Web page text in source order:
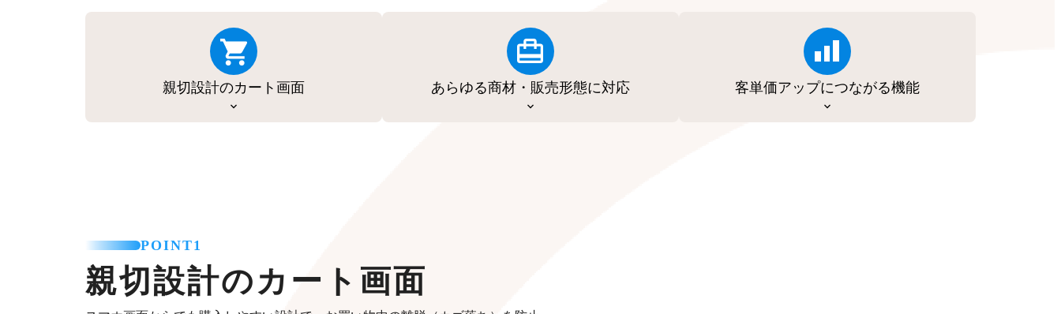
親切設計のカート画面 あらゆる商材・販売形態に対応 客単価アップにつながる機能
POINT1
親切設計のカート画面